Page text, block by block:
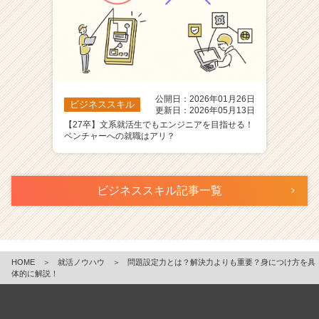
ビジネススキル
公開日：2026年01月26日
更新日：2026年05月13日
【27卒】文系就活生でもエンジニアを目指せる！
ベンチャーへの就職はアリ？
ビジネススキル記事一覧
HOME ＞ 就活ノウハウ ＞
問題設定力とは？解決力よりも重要？身につけ方を具
体的に解説！